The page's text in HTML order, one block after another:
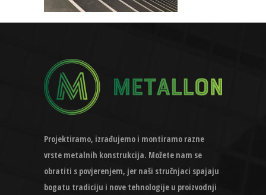
Projektiramo, izrađujemo i montiramo razne
vrste metalnih konstrukcija. Možete nam se
obratiti s povjerenjem, jer naši stručnjaci spajaju
bogatu tradiciju i nove tehnologije u proizvodnji